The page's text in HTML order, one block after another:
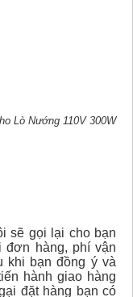
Lò Nướng 110V 300W
sẽ gọi lại cho bạn
đơn hàng, phí vận
khi bạn đồng ý và
hành giao hàng
đặt hàng bạn có